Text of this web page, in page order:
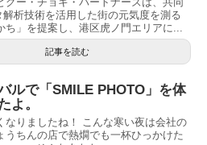
析技術を活用した街の元気度を測る
ち」を提案し、港区虎ノ門エリアに...
記事を読む
ルで「SMILE PHOTO」を体
よ。
なりましたね！ こんな寒い夜は会社の
うちんの店で熱燗でも一杯ひっかけた